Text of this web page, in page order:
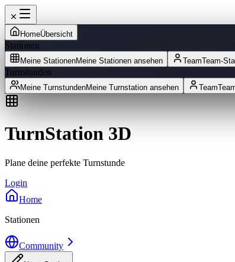
HomeÜbersicht
Stationen
Meine StationenMeine Stationen ansehen TeamTeam-
Turnstunden
Meine TurnstundenMeine Turnstation ansehen Team
TurnStation 3D
Plane deine perfekte Turnstunde
Login
Home
Stationen
Community